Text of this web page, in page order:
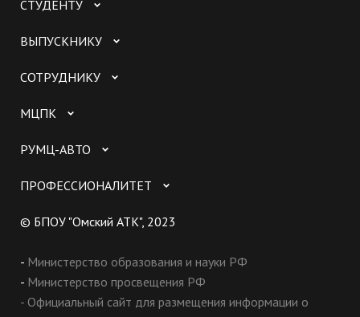
СТУДЕНТУ
ВЫПУСКНИКУ
СОТРУДНИКУ
МЦПК
РУМЦ-АВТО
ПРОФЕССИОНАЛИТЕТ
© БПОУ "Омский АТК", 2023
- Министерство образования и науки РФ
- Министерство просвещения РФ
- Официальный сайт для размещения информации о